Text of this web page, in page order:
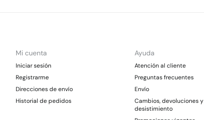
Mi cuenta
Iniciar sesión
Registrarme
Direcciones de envío
Historial de pedidos
Ayuda
Atención al cliente
Preguntas frecuentes
Envío
Cambios, devoluciones y
desistimiento